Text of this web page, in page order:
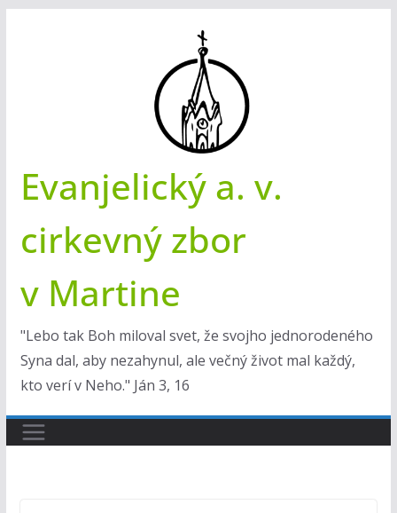
Evanjelický a. v.
cirkevný zbor
v Martine
"Lebo tak Boh miloval svet, že svojho jednorodeného
Syna dal, aby nezahynul, ale večný život mal každý,
kto verí v Neho." Ján 3, 16